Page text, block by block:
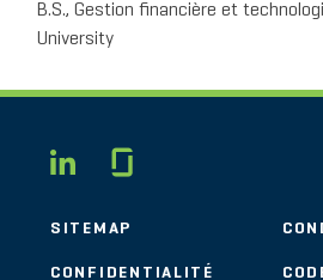
B.S., Gestion financière et
University
LINKEDIN
SITEMAP
CONFIDENTIALITÉ